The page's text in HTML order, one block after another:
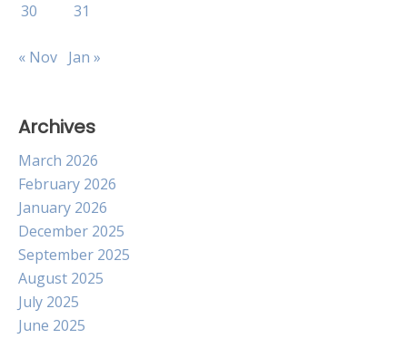
30
31
« Nov Jan »
Archives
March 2026
February 2026
January 2026
December 2025
September 2025
August 2025
July 2025
June 2025